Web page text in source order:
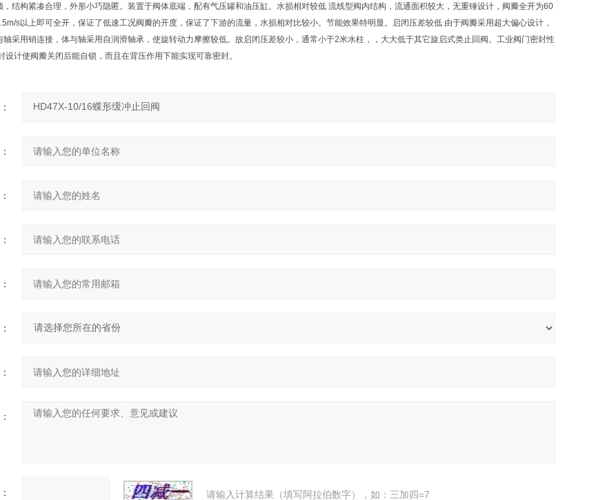
，结构紧凑合理，外形小巧隐匿。装置于阀体底端，配有气压罐和油压缸。水损相对较低 流线型阀内结构，流通面积较大，无重锤设计，阀瓣全开为60
s以上即可全开，保证了低速工况阀瓣的开度，保证了下游的流量，水损相对比较小。节能效果特明显。启闭压差较低 由于阀瓣采用超大偏心设计，
轴采用销连接，体与轴采用自润滑轴承，使旋转动力摩擦较低。故启闭压差较小，通常小于2米水柱，，大大低于其它旋启式类止回阀。工业阀门密封性
设计使阀瓣关闭后能自锁，而且在背压作用下能实现可靠密封。
请输入计算结果（填写阿拉伯数字），如：三加四=7